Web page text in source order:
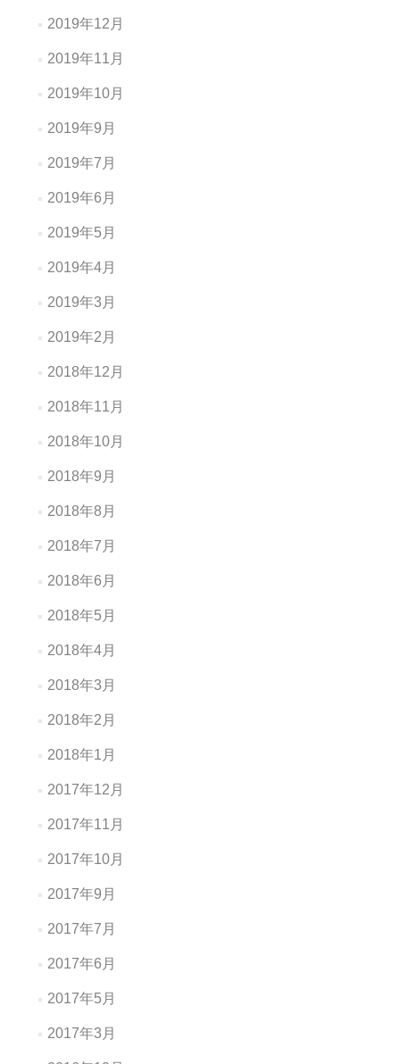
2019年12月
2019年11月
2019年10月
2019年9月
2019年7月
2019年6月
2019年5月
2019年4月
2019年3月
2019年2月
2018年12月
2018年11月
2018年10月
2018年9月
2018年8月
2018年7月
2018年6月
2018年5月
2018年4月
2018年3月
2018年2月
2018年1月
2017年12月
2017年11月
2017年10月
2017年9月
2017年7月
2017年6月
2017年5月
2017年3月